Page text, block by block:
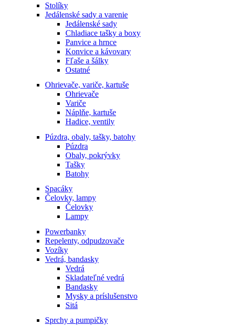
Stolíky
Jedálenské sady a varenie
Jedálenské sady
Chladiace tašky a boxy
Panvice a hrnce
Konvice a kávovary
Fľaše a šálky
Ostatné
Ohrievače, variče, kartuše
Ohrievače
Variče
Náplňe, kartuše
Hadice, ventily
Púzdra, obaly, tašky, batohy
Púzdra
Obaly, pokrývky
Tašky
Batohy
Spacáky
Čelovky, lampy
Čelovky
Lampy
Powerbanky
Repelenty, odpudzovače
Vozíky
Vedrá, bandasky
Vedrá
Skladateľné vedrá
Bandasky
Mysky a príslušenstvo
Sitá
Sprchy a pumpičky